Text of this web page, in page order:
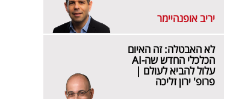
יריב אופנהיימר
לא האבטלה: זה האיום
הכלכלי החדש שה-AI
עלול להביא לעולם |
פרופ' ירון זליכה